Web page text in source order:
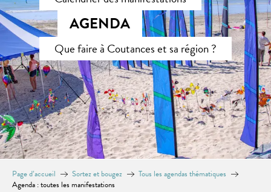
AGENDA
Que faire à Coutances et sa région ?
Page d’accueil Sortez et bougez
Tous les agendas thématiques
Agenda : toutes les manifestations